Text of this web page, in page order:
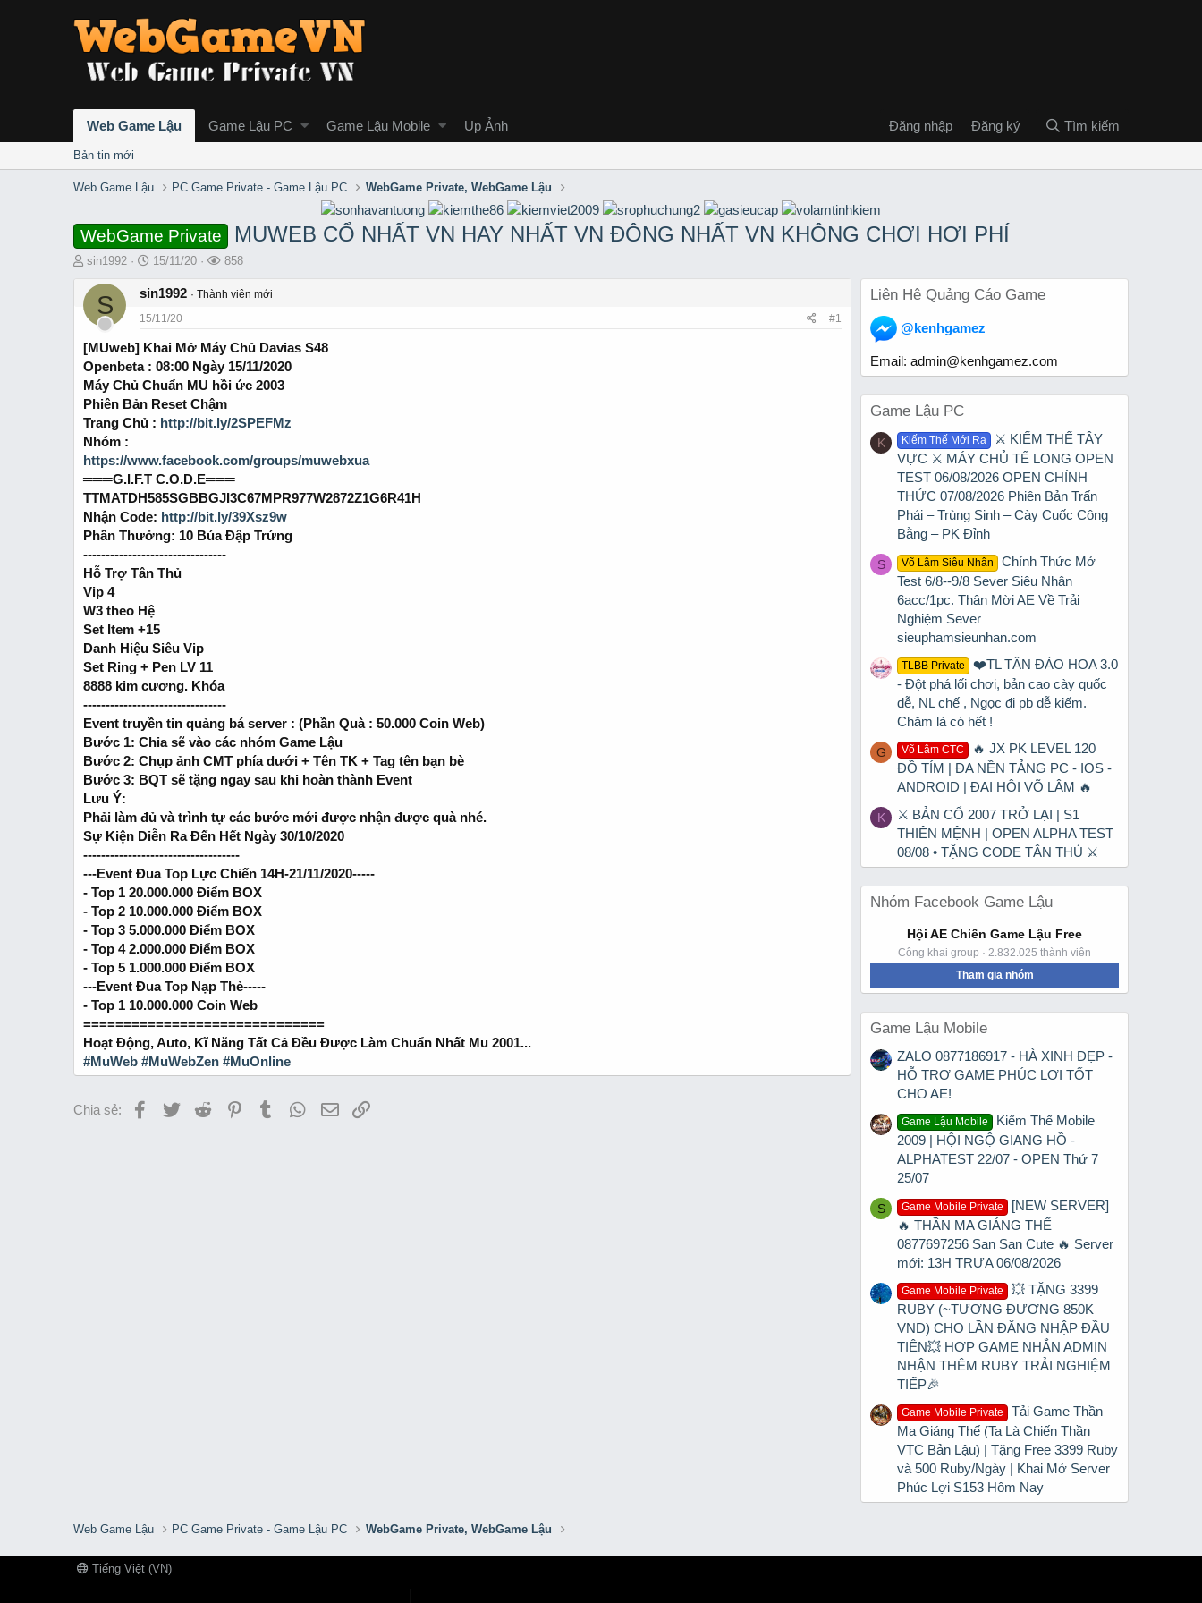
Web Game Lậu Game Lậu PC Game Lậu Mobile Up Ảnh Đăng nhập Đăng ký Tìm kiếm
Bản tin mới
Web Game Lậu PC Game Private - Game Lậu PC WebGame Private, WebGame Lậu
WebGame Private MUWEB CỔ NHẤT VN HAY NHẤT VN ĐÔNG NHẤT VN KHÔNG CHƠI HƠI PHÍ
T
r
a
d
s
t
a
r
t
e
r
sin1992
S
a
t
d
a
e
15/11/20
L
ợ
m
858
S sin1992
Thành viên mới
15/11/20
#1
[MUweb] Khai Mở Máy Chủ Davias S48
Openbeta : 08:00 Ngày 15/11/2020
Máy Chủ Chuẩn MU hồi ức 2003
Phiên Bản Reset Chậm
Trang Chủ : http://bit.ly/2SPEFMz
Nhóm :
https://www.facebook.com/groups/muwebxua
═══G.I.F.T C.O.D.E═══
TTMATDH585SGBBGJI3C67MPR977W2872Z1G6R41H
Nhận Code: http://bit.ly/39Xsz9w
Phần Thưởng: 10 Búa Đập Trứng
--------------------------------
Hỗ Trợ Tân Thủ
Vip 4
W3 theo Hệ
Set Item +15
Danh Hiệu Siêu Vip
Set Ring + Pen LV 11
8888 kim cương. Khóa
--------------------------------
Event truyền tin quảng bá server : (Phần Quà : 50.000 Coin Web)
Bước 1: Chia sẽ vào các nhóm Game Lậu
Bước 2: Chụp ảnh CMT phía dưới + Tên TK + Tag tên bạn bè
Bước 3: BQT sẽ tặng ngay sau khi hoàn thành Event
Lưu Ý:
Phải làm đủ và trình tự các bước mới được nhận được quà nhé.
Sự Kiện Diễn Ra Đến Hết Ngày 30/10/2020
-----------------------------------
---Event Đua Top Lực Chiến 14H-21/11/2020-----
- Top 1 20.000.000 Điểm BOX
- Top 2 10.000.000 Điểm BOX
- Top 3 5.000.000 Điểm BOX
- Top 4 2.000.000 Điểm BOX
- Top 5 1.000.000 Điểm BOX
---Event Đua Top Nạp Thẻ-----
- Top 1 10.000.000 Coin Web
==============================
Hoạt Động, Auto, Kĩ Năng Tất Cả Đều Được Làm Chuẩn Nhất Mu 2001...
#MuWeb #MuWebZen #MuOnline
Chia sẻ: Facebook
TwitterReddit PinterestTumblr WhatsApp
EmailLink
Liên Hệ Quảng Cáo Game
@kenhgamez
Email: admin@kenhgamez.com
Game Lậu PC
K Kiếm Thế Mới Ra
⚔️ KIẾM THẾ TÂY
VỰC ⚔️ MÁY CHỦ TẾ LONG OPEN
TEST 06/08/2026 OPEN CHÍNH
THỨC 07/08/2026 Phiên Bản Trấn
Phái – Trùng Sinh – Cày Cuốc Công
Bằng – PK Đỉnh
S Võ Lâm Siêu Nhân
Chính Thức Mở
Test 6/8--9/8 Sever Siêu Nhân
6acc/1pc. Thân Mời AE Về Trải
Nghiệm Sever
sieuphamsieunhan.com
TLBB Private
❤️TL TÂN ĐÀO HOA 3.0
- Đột phá lối chơi, bản cao cày quốc
dễ, NL chế , Ngọc đi pb dễ kiếm.
Chăm là có hết !
G Võ Lâm CTC
🔥 JX PK LEVEL 120
ĐỒ TÍM | ĐA NỀN TẢNG PC - IOS -
ANDROID | ĐẠI HỘI VÕ LÂM 🔥
K
⚔ BẢN CỔ 2007 TRỞ LẠI | S1
THIÊN MỆNH | OPEN ALPHA TEST
08/08 • TẶNG CODE TÂN THỦ ⚔
Nhóm Facebook Game Lậu
Hội AE Chiến Game Lậu Free
Công khai group · 2.832.025 thành viên
Tham gia nhóm
Game Lậu Mobile
ZALO 0877186917 - HÀ XINH ĐẸP -
HỖ TRỢ GAME PHÚC LỢI TỐT
CHO AE!
Game Lậu Mobile
Kiếm Thế Mobile
2009 | HỘI NGỘ GIANG HỒ -
ALPHATEST 22/07 - OPEN Thứ 7
25/07
S Game Mobile Private
[NEW SERVER]
🔥 THẦN MA GIÁNG THẾ –
0877697256 San San Cute 🔥 Server
mới: 13H TRƯA 06/08/2026
Game Mobile Private
💥 TẶNG 3399
RUBY (~TƯƠNG ĐƯƠNG 850K
VND) CHO LẦN ĐĂNG NHẬP ĐẦU
TIÊN💥 HỢP GAME NHẮN ADMIN
NHẬN THÊM RUBY TRẢI NGHIỆM
TIẾP🎉
Game Mobile Private
Tải Game Thần
Ma Giáng Thế (Ta Là Chiến Thần
VTC Bản Lậu) | Tặng Free 3399 Ruby
và 500 Ruby/Ngày | Khai Mở Server
Phúc Lợi S153 Hôm Nay
Web Game Lậu PC Game Private - Game Lậu PC WebGame Private, WebGame Lậu
Tiếng Việt (VN)